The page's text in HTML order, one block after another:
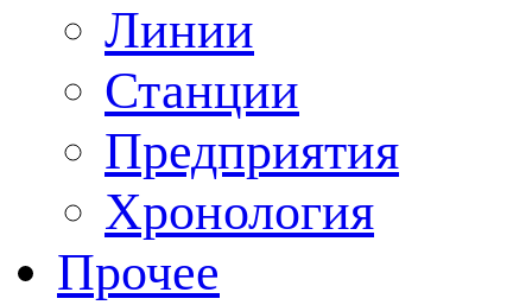
Линии
Станции
Предприятия
Хронология
Прочее